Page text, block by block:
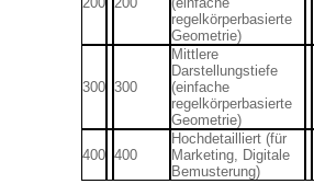
regelkörperbasierte
Geometrie)
300 300
Mittlere
Darstellungstiefe
(einfache
regelkörperbasierte
Geometrie)
400 400
Hochdetailliert (für
Marketing, Digitale
Bemusterung)